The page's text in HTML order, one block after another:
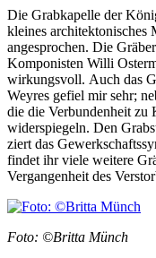
Die Grabkapelle der
kleines architektonisches
angesprochen. Die
Komponisten Willi
wirkungsvoll. Auch das
Weyres gefiel mir sehr;
die die Verbundenheit zu
widerspiegeln. Den
ziert das
findet ihr viele weitere
Vergangenheit des
Foto: ©Britta Münch